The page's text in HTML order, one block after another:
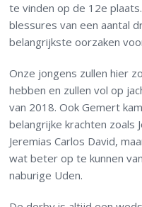
te vinden op de 12e
blessures van een aantal
belangrijkste oorzaken
Onze jongens zullen hier
hebben en zullen vol op
van 2018. Ook Gemert
belangrijke krachten zoals
Jeremias Carlos David,
wat beter op te kunnen
naburige Uden.